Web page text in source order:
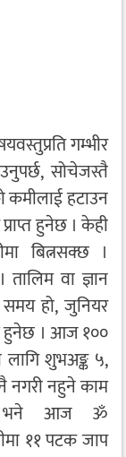
गम्भीर
सोचेजस्तै
कमीलाई हटाउन
हुनेछ । केही
बित्नसक्छ ।
वा ज्ञान
हो, जुनियर
हुनेछ । आज १००
शुभअङ्क ५,
नगरी नहुने काम
भने आज ॐ
११ पटक जाप